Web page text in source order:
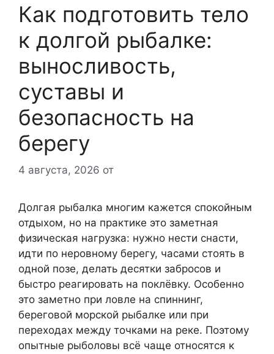
Как подготовить тело
к долгой рыбалке:
выносливость,
суставы и
безопасность на
берегу
4 августа, 2026 от
Долгая рыбалка многим кажется спокойным
отдыхом, но на практике это заметная
физическая нагрузка: нужно нести снасти,
идти по неровному берегу, часами стоять в
одной позе, делать десятки забросов и
быстро реагировать на поклёвку. Особенно
это заметно при ловле на спиннинг,
береговой морской рыбалке или при
переходах между точками на реке. Поэтому
опытные рыболовы всё чаще относятся к